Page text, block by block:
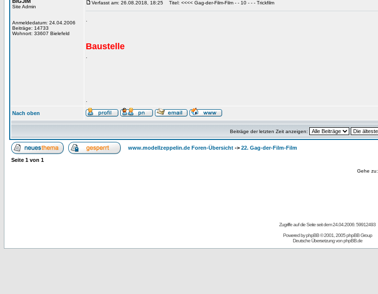
Site Admin
Anmeldedatum: 24.04.2006
Beiträge: 14733
Wohnort: 33607 Bielefeld
Verfasst am: 26.08.2018, 18:25 Titel: <<<< Gag-der-Film-Film - - 10 - - - Trickfilm
.
Baustelle
.
.
Nach oben
Beiträge der letzten Zeit anzeigen:
www.modellzeppelin.de Foren-Übersicht -> 22. Gag-der-Film-Film
Seite 1 von 1
Gehe zu:
Zugriffe auf die Seite seit dem 24.04.2006: 59912493
Powered byphpBB© 2001, 2005 phpBB Group
Deutsche Übersetzung vonphpBB.de